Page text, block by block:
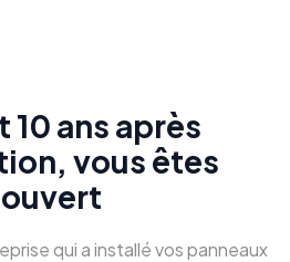
10 ans après
vous êtes
qui a installé vos panneaux